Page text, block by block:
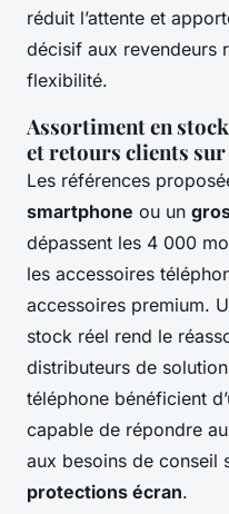
réduit l’attente et
décisif aux revendeurs
flexibilité.
Assortiment en
et retours clients sur
Les références
smartphone ou un
dépassent les 4 000
les accessoires
accessoires premium.
stock réel rend le
distributeurs de
téléphone bénéficient
capable de répondre
aux besoins de conseil
protections écran.